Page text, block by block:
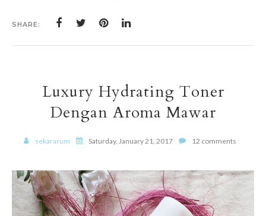
SHARE:
Luxury Hydrating Toner
Dengan Aroma Mawar
sekararum Saturday, January 21, 2017 12 comments